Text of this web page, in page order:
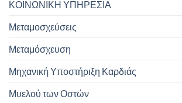
ΚΟΙΝΩΝΙΚΗ ΥΠΗΡΕΣΙΑ
Μεταμοσχεύσεις
Μεταμόσχευση
Μηχανική Υποστήριξη Καρδιάς
Μυελού των Οστών